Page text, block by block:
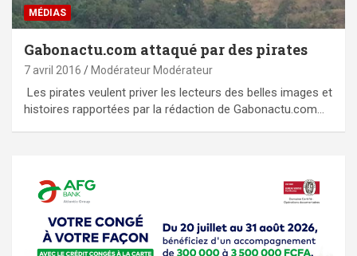
MÉDIAS
Gabonactu.com attaqué par des pirates
7 avril 2016 Modérateur Modérateur
Les pirates veulent priver les lecteurs des belles images et
histoires rapportées par la rédaction de Gabonactu.com…